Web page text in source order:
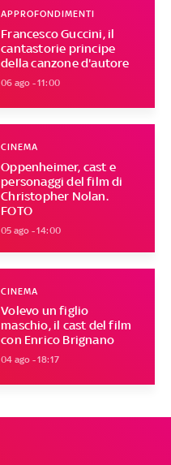
Francesco Guccini, il
cantastorie principe
della canzone d'autore
APPROFONDIMENTI
06 ago - 11:00
Oppenheimer, cast e
personaggi del film di
Christopher Nolan.
FOTO
CINEMA
05 ago - 14:00
Volevo un figlio
maschio, il cast del film
con Enrico Brignano
CINEMA
04 ago - 18:17